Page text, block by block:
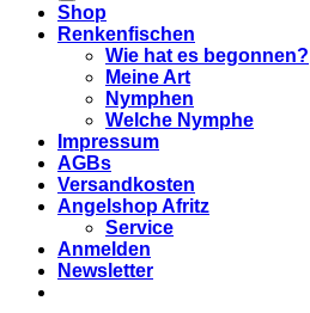
Shop
Renkenfischen
Wie hat es begonnen?
Meine Art
Nymphen
Welche Nymphe
Impressum
AGBs
Versandkosten
Angelshop Afritz
Service
Anmelden
Newsletter